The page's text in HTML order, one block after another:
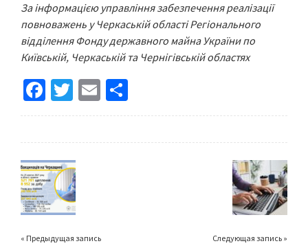
За інформацією управління забезпечення реалізації
повноважень у Черкаській області Регіонального
відділення Фонду державного майна України по
Київській, Черкаській та Чернігівській областях
Fa
ce
o
o
k
T
wi
er
E
m h
« Предыдущая запись Следующая запись »